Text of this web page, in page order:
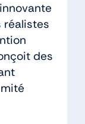
réalistes
des